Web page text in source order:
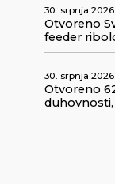
30. srpnja 2026.
Otvoreno
feeder
30. srpnja 2026.
Otvoreno
duhovnosti,